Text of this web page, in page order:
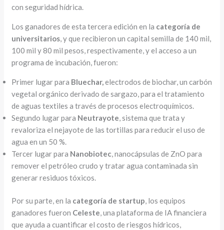
con seguridad hídrica.
Los ganadores de esta tercera edición en la categoría de
universitarios, y que recibieron un capital semilla de 140 mil,
100 mil y 80 mil pesos, respectivamente, y el acceso a un
programa de incubación, fueron:
Primer lugar para Bluechar,electrodos de biochar, un carbón
vegetal orgánico derivado de sargazo, para el tratamiento
de aguas textiles a través de procesos electroquímicos.
Segundo lugar para Neutrayote, sistema que trata y
revaloriza el nejayote de las tortillas para reducir el uso de
agua en un 50 %.
Tercer lugar para Nanobiotec, nanocápsulas de ZnO para
remover el petróleo crudo y tratar agua contaminada sin
generar residuos tóxicos.
Por su parte, en la categoría de startup, los equipos
ganadores fueron Celeste, una plataforma de IA financiera
que ayuda a cuantificar el costo de riesgos hídricos,